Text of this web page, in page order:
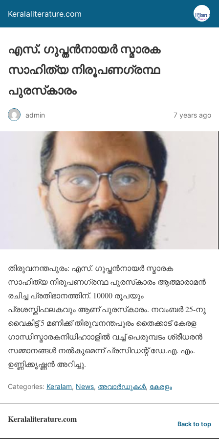
Keralaliterature.com
എസ്. ഗുപ്തന്‍നായര്‍ സ്മാരക
സാഹിത്യ നിരൂപണഗ്രന്ഥ
പുരസ്‌കാരം
admin 7 years ago
തിരുവനന്തപുരം: എസ്. ഗുപ്തന്‍നായര്‍ സ്മാരക
സാഹിത്യ നിരൂപണഗ്രന്ഥ പുരസ്‌കാരം ആത്മാരാമന്‍
രചിച്ച പ്രതിഭാനത്തിന്. 10000 രൂപയും
പ്രശസ്തിഫലകവും ആണ് പുരസ്‌കാരം. നവംബര്‍ 25-നു
വൈകിട്ട് 5 മണിക്ക് തിരുവനന്തപുരം തൈക്കാട് കേരള
ഗാന്ധിസ്മാരകനിധിഹാാളില്‍ വച്ച് പെരുമ്പടം ശ്രീധരന്‍
സമ്മാനങ്ങള്‍ നല്‍കുമെന്ന് പ്രസിഡന്റ് ഡേ.എ. എം.
ഉണ്ണിക്കൃഷ്ണന്‍ അറിച്ചു.
Categories: Keralam, News, അവാര്‍ഡുകള്‍, കേരളം
Keralaliterature.com Back to top